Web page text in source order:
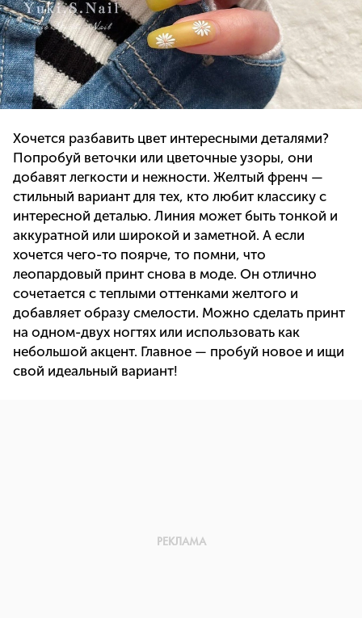
Хочется разбавить цвет интересными деталями?
Попробуй веточки или цветочные узоры, они
добавят легкости и нежности. Желтый френч —
стильный вариант для тех, кто любит классику с
интересной деталью. Линия может быть тонкой и
аккуратной или широкой и заметной. А если
хочется чего-то поярче, то помни, что
леопардовый принт снова в моде. Он отлично
сочетается с теплыми оттенками желтого и
добавляет образу смелости. Можно сделать принт
на одном-двух ногтях или использовать как
небольшой акцент. Главное — пробуй новое и ищи
свой идеальный вариант!